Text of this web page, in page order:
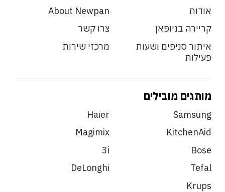
אודות
About Newpan
קריירה בניופאן
צרו קשר
איתור סניפים ושעות
פעילות
מרכזי שירות
מותגים מובילים
Samsung
Haier
KitchenAid
Magimix
Bose
3i
Tefal
DeLonghi
Krups